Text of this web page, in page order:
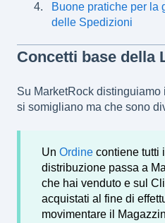
Buone pratiche per la
delle Spedizioni
Concetti base della
Su MarketRock
si somigliano ma che sono
Un Ordine contiene tutti
distribuzione passa a
che hai venduto e sul
acquistati al fine di
movimentare il